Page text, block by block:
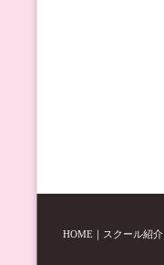
HOME ｜ スクール紹介